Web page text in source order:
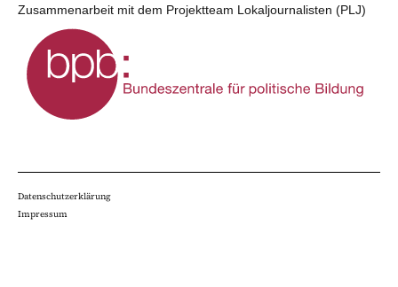
Zusammenarbeit mit dem Projektteam Lokaljournalisten (PLJ)
Datenschutzerklärung
Impressum